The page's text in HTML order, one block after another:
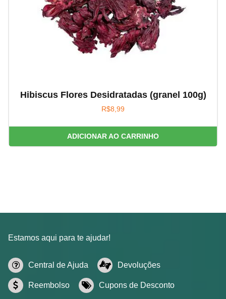
Hibiscus Flores Desidratadas (granel 100g)
R$8,99
ADICIONAR AO CARRINHO
Estamos aqui para te ajudar!
Central de Ajuda Devoluções
Reembolso Cupons de Desconto